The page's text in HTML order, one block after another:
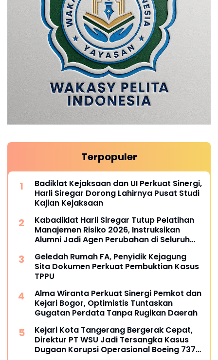
Terpopuler
Badiklat Kejaksaan dan UI Perkuat Sinergi,
Harli Siregar Dorong Lahirnya Pusat Studi
Kajian Kejaksaan
Kabadiklat Harli Siregar Tutup Pelatihan
Manajemen Risiko 2026, Instruksikan
Alumni Jadi Agen Perubahan di Seluruh
Geledah Rumah FA, Penyidik Kejagung
Sita Dokumen Perkuat Pembuktian Kasus
TPPU
Alma Wiranta Perkuat Sinergi Pemkot dan
Kejari Bogor, Optimistis Tuntaskan
Gugatan Perdata Tanpa Rugikan Daerah
Kejari Kota Tangerang Bergerak Cepat,
Direktur PT WSU Jadi Tersangka Kasus
Dugaan Korupsi Operasional Boeing 737-